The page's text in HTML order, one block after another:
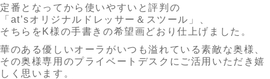
定番となってから使いやすいと評判の
「at’sオリジナルドレッサー＆スツール」、
そちらをK様の手書きの希望画どおり仕上げました。
華のある優しいオーラがいつも溢れている素敵な奥様、
その奥様専用のプライベートデスクにご活用いただき嬉
しく思います。